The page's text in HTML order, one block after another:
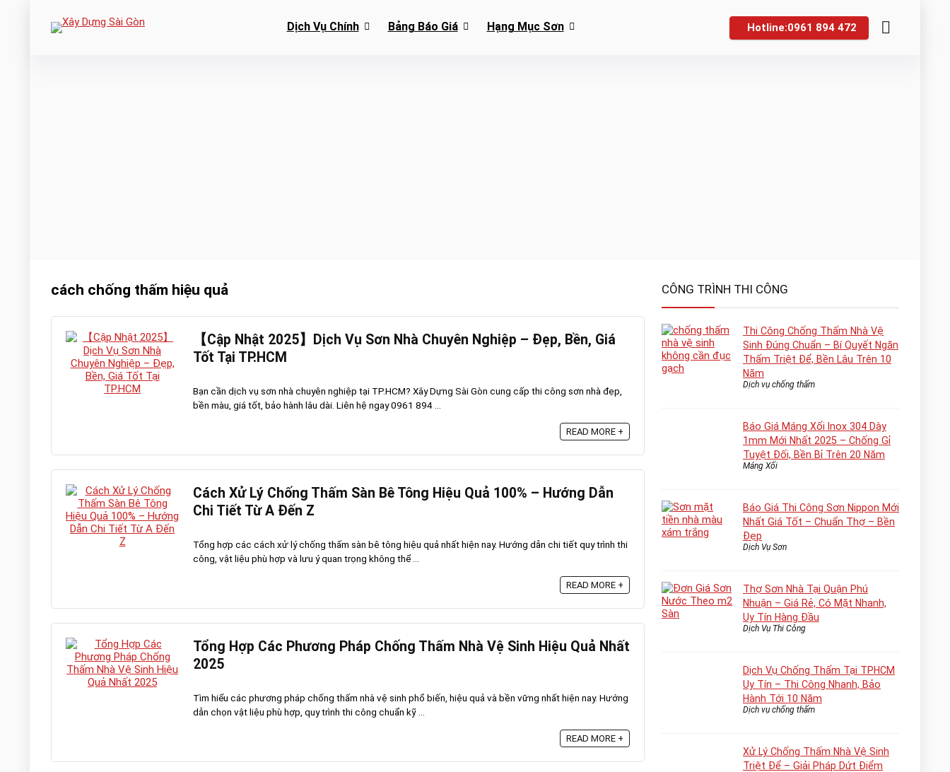
Dịch Vụ Chính Bảng Báo Giá Hạng Mục Sơn Hotline:0961 894 472
cách chống thấm hiệu quả
【Cập Nhật 2025】Dịch Vụ Sơn Nhà Chuyên Nghiệp – Đẹp, Bền, Giá
Tốt Tại TP.HCM
Bạn cần dịch vụ sơn nhà chuyên nghiệp tại TP.HCM? Xây Dựng Sài Gòn cung cấp thi công sơn nhà đẹp,
bền màu, giá tốt, bảo hành lâu dài. Liên hệ ngay 0961 894 ...
READ MORE +
Cách Xử Lý Chống Thấm Sàn Bê Tông Hiệu Quả 100% – Hướng Dẫn
Chi Tiết Từ A Đến Z
Tổng hợp các cách xử lý chống thấm sàn bê tông hiệu quả nhất hiện nay. Hướng dẫn chi tiết quy trình thi
công, vật liệu phù hợp và lưu ý quan trọng không thể ...
READ MORE +
Tổng Hợp Các Phương Pháp Chống Thấm Nhà Vệ Sinh Hiệu Quả Nhất
2025
Tìm hiểu các phương pháp chống thấm nhà vệ sinh phổ biến, hiệu quả và bền vững nhất hiện nay. Hướng
dẫn chọn vật liệu phù hợp, quy trình thi công chuẩn kỹ ...
READ MORE +
CÔNG TRÌNH THI CÔNG
Thi Công Chống Thấm Nhà Vệ
Sinh Đúng Chuẩn – Bí Quyết Ngăn
Thấm Triệt Để, Bền Lâu Trên 10
Năm
Dịch vụ chống thấm
Báo Giá Máng Xối Inox 304 Dày
1mm Mới Nhất 2025 – Chống Gỉ
Tuyệt Đối, Bền Bỉ Trên 20 Năm
Máng Xối
Báo Giá Thi Công Sơn Nippon Mới
Nhất Giá Tốt – Chuẩn Thợ – Bền
Đẹp
Dịch Vụ Sơn
Thợ Sơn Nhà Tại Quận Phú
Nhuận – Giá Rẻ, Có Mặt Nhanh,
Uy Tín Hàng Đầu
Dịch Vụ Thi Công
Dịch Vụ Chống Thấm Tại TPHCM
Uy Tín – Thi Công Nhanh, Bảo
Hành Tới 10 Năm
Dịch vụ chống thấm
Xử Lý Chống Thấm Nhà Vệ Sinh
Triệt Để – Giải Pháp Dứt Điểm